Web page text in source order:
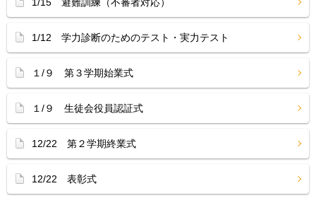
1/12 学力診断のためのテスト・実力テスト
１/９ 第３学期始業式
１/９ 生徒会役員認証式
12/22 第２学期終業式
12/22 表彰式